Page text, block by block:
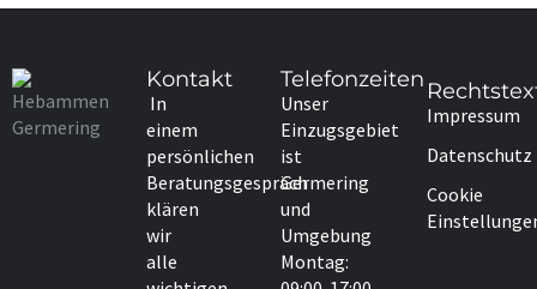
Kontakt
In
einem
persönlichen
Beratungsgespräch
klären
wir
alle
Telefonzeiten
Unser
Einzugsgebiet
ist
Germering
und
Umgebung
Montag:
Impressum
Datenschutz
Cookie